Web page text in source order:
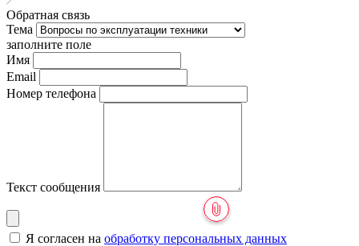
Обратная связь
Тема
заполните поле
Имя
Email
Номер телефона
Текст сообщения
Я согласен на обработку персональных данных